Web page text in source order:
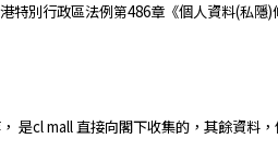
特別行政區法例第486章《個人資料(私
是cl mall 直接向閣下收集的，其餘資料